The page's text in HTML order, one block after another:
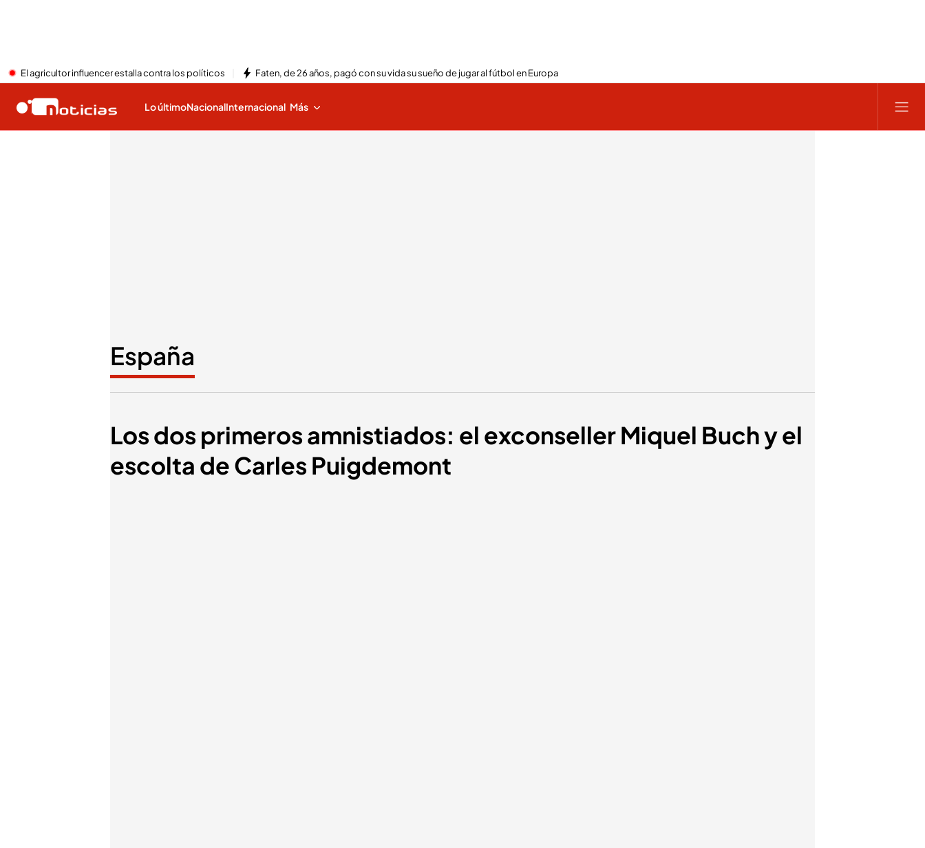
El agricultor influencer estalla contra los políticos Faten, de 26 años, pagó con su vida su sueño de jugar al fútbol en Europa
Lo últimoNacionalInternacional Más
España
Los dos primeros amnistiados: el exconseller Miquel Buch y el
escolta de Carles Puigdemont